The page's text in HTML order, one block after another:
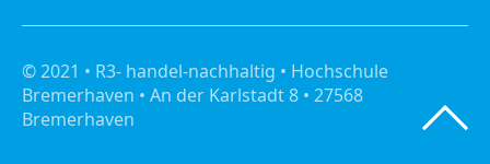
© 2021 • R3- handel-nachhaltig • Hochschule
Bremerhaven • An der Karlstadt 8 • 27568
Bremerhaven